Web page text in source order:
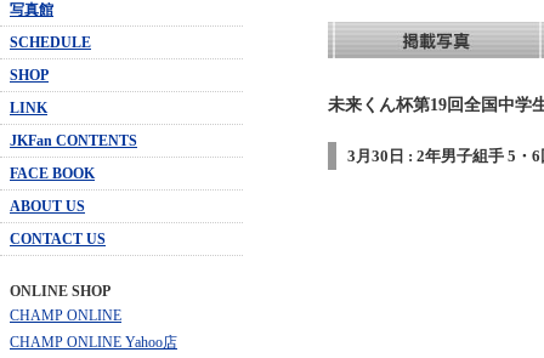
写真館
SCHEDULE
SHOP
LINK
JKFan CONTENTS
FACE BOOK
ABOUT US
CONTACT US
ONLINE SHOP
CHAMP ONLINE
CHAMP ONLINE Yahoo店
未来くん杯第19回全国中学
3月30日 : 2年男子組手 5・